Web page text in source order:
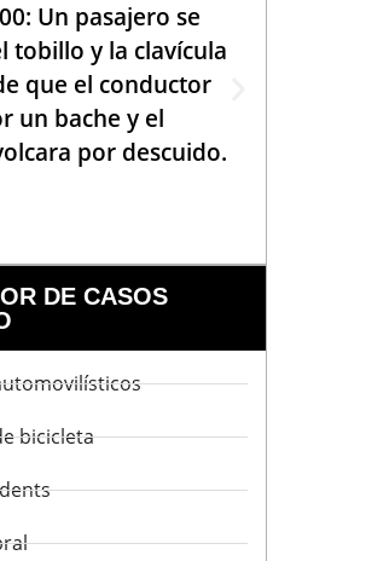
Un pasajero se
tobillo y la clavícula
que el conductor
un bache y el
por descuido.
DE CASOS
bicicleta